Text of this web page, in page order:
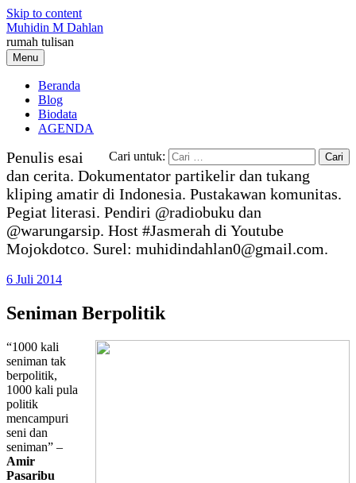
Skip to content
Muhidin M Dahlan
rumah tulisan
Menu
Beranda
Blog
Biodata
AGENDA
Cari untuk:
Penulis esai
dan cerita. Dokumentator partikelir dan tukang
kliping amatir di Indonesia. Pustakawan komunitas.
Pegiat literasi. Pendiri @radiobuku dan
@warungarsip. Host #Jasmerah di Youtube
Mojokdotco. Surel: muhidindahlan0@gmail.com.
6 Juli 2014
Seniman Berpolitik
“1000 kali
seniman tak
berpolitik,
1000 kali pula
politik
mencampuri
seni dan
seniman” –
Amir
Pasaribu